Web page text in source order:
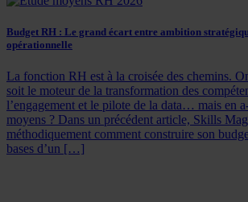
Budget RH : Le grand écart entre ambition
opérationnelle
La fonction RH est à la croisée des chemins.
soit le moteur de la transformation des
l’engagement et le pilote de la data… mais en
moyens ? Dans un précédent article, Skills
méthodiquement comment construire son
bases d’un […]